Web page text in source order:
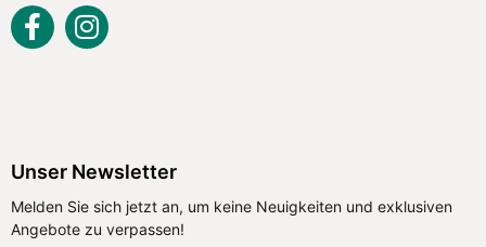
Unser Newsletter
Melden Sie sich jetzt an, um keine Neuigkeiten und exklusiven
Angebote zu verpassen!
zu verpassen!